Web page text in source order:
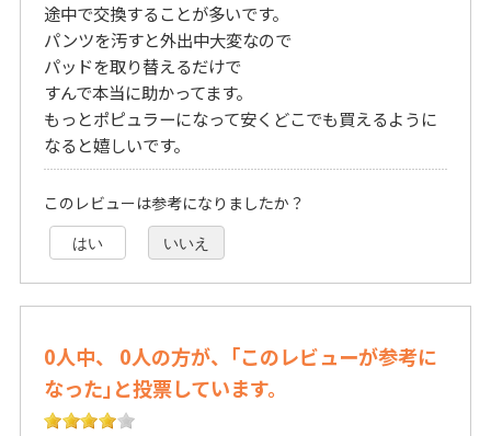
途中で交換することが多いです。
パンツを汚すと外出中大変なので
パッドを取り替えるだけで
すんで本当に助かってます。
もっとポピュラーになって安くどこでも買えるように
なると嬉しいです。
このレビューは参考になりましたか？
はい いいえ
0人中、 0人の方が、｢このレビューが参考に
なった｣と投票しています。